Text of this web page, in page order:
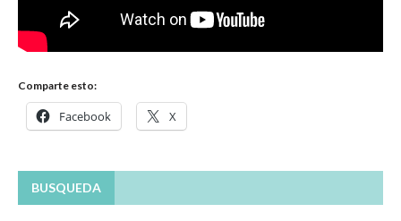
Comparte esto:
Facebook X
BUSQUEDA